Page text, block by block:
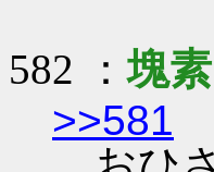
582 ：塊
>>581